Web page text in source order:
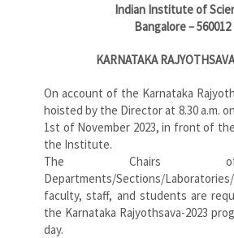
Indian Institute of
Bangalore – 560012
KARNATAKA
On account of the Karnataka
hoisted by the Director at 8.30 a.m.
1st of November 2023, in front of
the Institute.
The Chairs
Departments/Sections/
faculty, staff, and students are
the Karnataka Rajyothsava-2023
day.